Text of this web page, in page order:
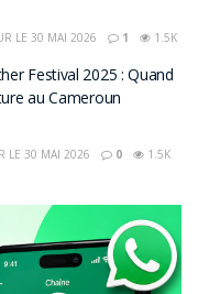
LE 30 MAI 2026
1 1.5K
Festival 2025 : Quand
au Cameroun
LE 30 MAI 2026
0 1.5K